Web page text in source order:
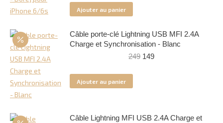
Ajouter au panier
Câble porte-clé Lightning USB MFI 2.4A
Charge et Synchronisation - Blanc
249 Le
149Le
Ajouter au panier
Câble Lightning MFI USB 2.4A Charge et